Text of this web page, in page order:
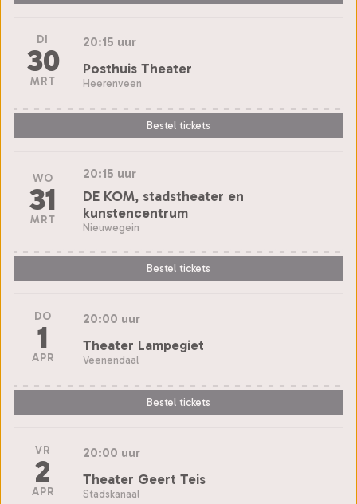
DI
30
MRT
20:15 uur
Posthuis Theater
Heerenveen
Bestel tickets
WO
31
MRT
20:15 uur
DE KOM, stadstheater en
kunstencentrum
Nieuwegein
Bestel tickets
DO
1
APR
20:00 uur
Theater Lampegiet
Veenendaal
Bestel tickets
VR
2
APR
20:00 uur
Theater Geert Teis
Stadskanaal